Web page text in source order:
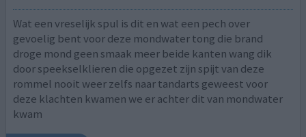
Wat een vreselijk spul is dit en wat een pech over
gevoelig bent voor deze mondwater tong die brand
droge mond geen smaak meer beide kanten wang dik
door speekselklieren die opgezet zijn spijt van deze
rommel nooit weer zelfs naar tandarts geweest voor
deze klachten kwamen we er achter dit van mondwater
kwam